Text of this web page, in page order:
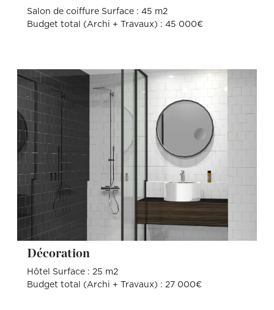
Salon de coiffure Surface : 45 m2
Budget total (Archi + Travaux) : 45 000€
Décoration
Hôtel Surface : 25 m2
Budget total (Archi + Travaux) : 27 000€